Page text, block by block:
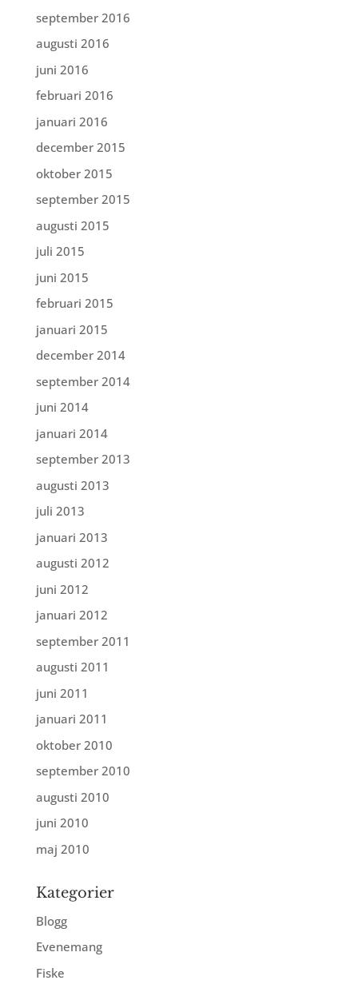
september 2016
augusti 2016
juni 2016
februari 2016
januari 2016
december 2015
oktober 2015
september 2015
augusti 2015
juli 2015
juni 2015
februari 2015
januari 2015
december 2014
september 2014
juni 2014
januari 2014
september 2013
augusti 2013
juli 2013
januari 2013
augusti 2012
juni 2012
januari 2012
september 2011
augusti 2011
juni 2011
januari 2011
oktober 2010
september 2010
augusti 2010
juni 2010
maj 2010
Kategorier
Blogg
Evenemang
Fiske